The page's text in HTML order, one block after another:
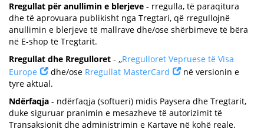
Rregullat për anullimin e blerjeve - rregulla, të paraqitura
dhe të aprovuara publikisht nga Tregtari, që rregullojnë
anullimin e blerjeve të mallrave dhe/ose shërbimeve të bëra
në E-shop të Tregtarit.
Rregullat dhe Rregulloret - ,,Rregulloret Vepruese të Visa
Europe
dhe/ose Rregullat MasterCard
në versionin e
tyre aktual.
Ndërfaqja - ndërfaqja (softueri) midis Paysera dhe Tregtarit,
duke siguruar pranimin e mesazheve të autorizimit të
Transaksionit dhe administrimin e Kartave në kohë reale.